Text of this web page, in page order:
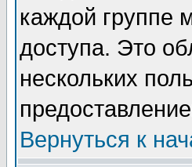
каждой группе
доступа. Это
нескольких
Вернуться к